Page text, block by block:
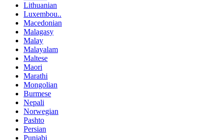
Lithuanian
Luxembou..
Macedonian
Malagasy
Malay
Malayalam
Maltese
Maori
Marathi
Mongolian
Burmese
Nepali
Norwegian
Pashto
Persian
Punjabi